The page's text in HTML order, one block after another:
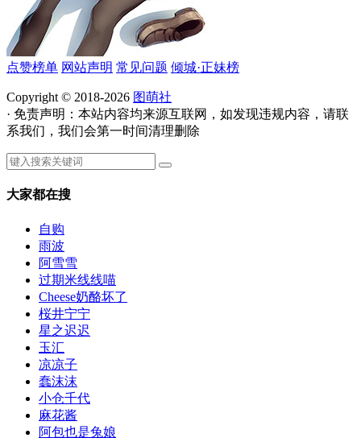
点赞榜单 网站声明 常见问题 倾城·正妹榜
Copyright © 2018-2026 图萌社
· 免责声明：本站内容均来源互联网，如发现违规内容，请联
系我们，我们会第一时间清理删除
大家都在搜
自购
雨波
阿雪雪
过期米线线喵
Cheese奶酪坏了
桜井宁宁
星之迟迟
玉汇
凉凉子
蠢沫沫
小仓千代
麻花酱
阿包也是兔娘